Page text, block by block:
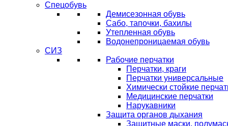
Спецобувь
Демисезонная обувь
Сабо, тапочки, бахилы
Утепленная обувь
Водонепроницаемая обувь
СИЗ
Рабочие перчатки
Перчатки, краги
Перчатки универсальные
Химически стойкие
Медицинские перчатки
Нарукавники
Защита органов дыхания
Защитные маски,